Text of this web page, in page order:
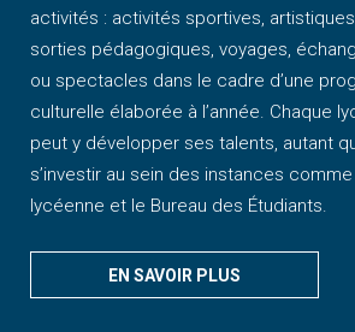
activités : activités sportives,
sorties pédagogiques, voyages,
ou spectacles dans le cadre d’une
culturelle élaborée à l’année. Chaque
peut y développer ses talents, autant
s’investir au sein des instances
lycéenne et le Bureau des Étudiants.
EN SAVOIR PLUS